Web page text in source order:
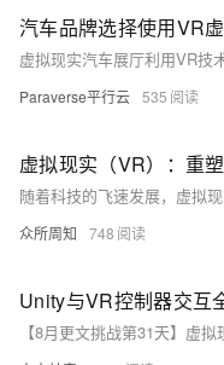
汽车品牌选择使用VR
Paraverse平行云 535
虚拟现实（VR）：重
众所周知 748